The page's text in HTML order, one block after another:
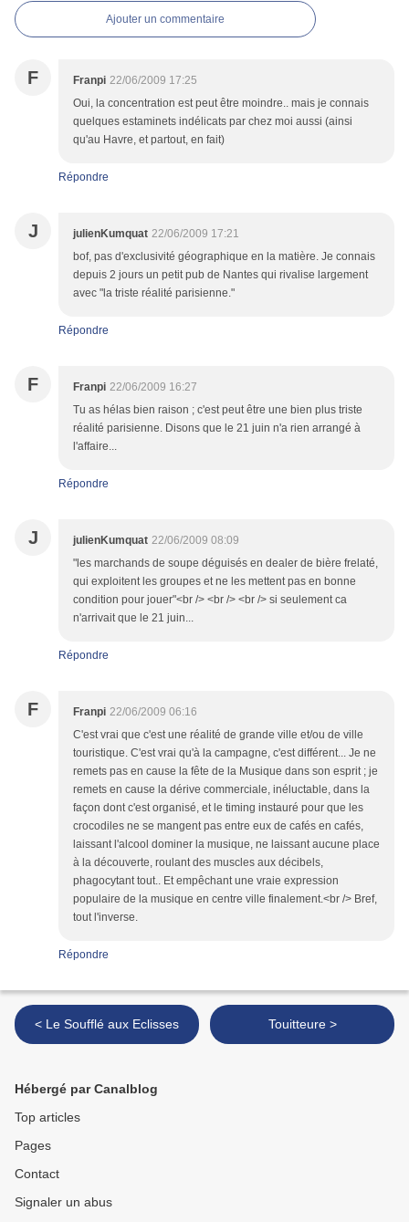
Ajouter un commentaire
F Franpi 22/06/2009 17:25
Oui, la concentration est peut être moindre.. mais je connais
quelques estaminets indélicats par chez moi aussi (ainsi
qu'au Havre, et partout, en fait)
Répondre
J julienKumquat 22/06/2009 17:21
bof, pas d'exclusivité géographique en la matière. Je connais
depuis 2 jours un petit pub de Nantes qui rivalise largement
avec "la triste réalité parisienne."
Répondre
F Franpi 22/06/2009 16:27
Tu as hélas bien raison ; c'est peut être une bien plus triste
réalité parisienne. Disons que le 21 juin n'a rien arrangé à
l'affaire...
Répondre
J julienKumquat 22/06/2009 08:09
"les marchands de soupe déguisés en dealer de bière frelaté,
qui exploitent les groupes et ne les mettent pas en bonne
condition pour jouer"<br /> <br /> <br /> si seulement ca
n'arrivait que le 21 juin...
Répondre
F Franpi 22/06/2009 06:16
C'est vrai que c'est une réalité de grande ville et/ou de ville
touristique. C'est vrai qu'à la campagne, c'est différent... Je ne
remets pas en cause la fête de la Musique dans son esprit ; je
remets en cause la dérive commerciale, inéluctable, dans la
façon dont c'est organisé, et le timing instauré pour que les
crocodiles ne se mangent pas entre eux de cafés en cafés,
laissant l'alcool dominer la musique, ne laissant aucune place
à la découverte, roulant des muscles aux décibels,
phagocytant tout.. Et empêchant une vraie expression
populaire de la musique en centre ville finalement.<br /> Bref,
tout l'inverse.
Répondre
< Le Soufflé aux Eclisses Touitteure >
Hébergé par Canalblog
Top articles
Pages
Contact
Signaler un abus